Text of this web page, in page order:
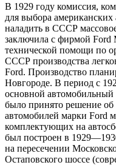
В 1929 году комиссия,
для выбора
наладить в СССР
заключила с фирмой Ford
технической помощи по
СССР производства
Ford. Производство
Новгороде. В период с
основной
было принято решение об
автомобилей марки Ford
комплектующих на
был построен в
на пересечении
Остаповского шоссе